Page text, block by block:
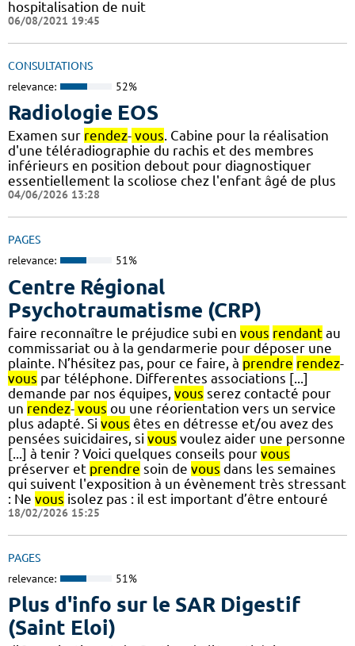
hospitalisation de nuit
06/08/2021 19:45
CONSULTATIONS
relevance: 52%
Radiologie EOS
Examen sur rendez- vous. Cabine pour la réalisation
d'une téléradiographie du rachis et des membres
inférieurs en position debout pour diagnostiquer
essentiellement la scoliose chez l'enfant âgé de plus
04/06/2026 13:28
PAGES
relevance: 51%
Centre Régional
Psychotraumatisme (CRP)
faire reconnaître le préjudice subi en vous rendant au
commissariat ou à la gendarmerie pour déposer une
plainte. N’hésitez pas, pour ce faire, à prendre rendez-
vous par téléphone. Differentes associations [...]
demande par nos équipes, vous serez contacté pour
un rendez- vous ou une réorientation vers un service
plus adapté. Si vous êtes en détresse et/ou avez des
pensées suicidaires, si vous voulez aider une personne
[...] à tenir ? Voici quelques conseils pour vous
préserver et prendre soin de vous dans les semaines
qui suivent l'exposition à un évènement très stressant
: Ne vous isolez pas : il est important d’être entouré
18/02/2026 15:25
PAGES
relevance: 51%
Plus d'info sur le SAR Digestif
(Saint Eloi)